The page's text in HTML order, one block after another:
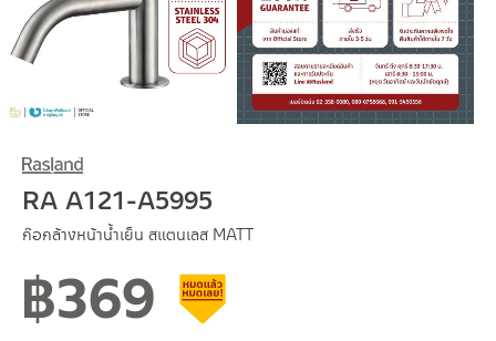
RA A121-A5995
ก๊อกล้างหน้าน้ำเย็น สแตนเลส MATT
฿369